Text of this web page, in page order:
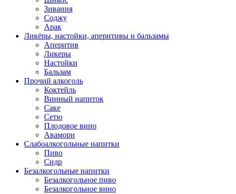
Зивания
Соджу
Арак
Ликёры, настойки, аперитивы и бальзамы
Аперитив
Ликеры
Настойки
Бальзам
Прочий алкоголь
Коктейль
Винный напиток
Саке
Сетю
Плодовое вино
Авамори
Слабоалкогольные напитки
Пиво
Сидр
Безалкогольные напитки
Безалкогольное пиво
Безалкогольное вино